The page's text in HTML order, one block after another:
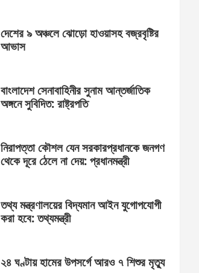
দেশের ৯ অঞ্চলে ঝোড়ো হাওয়াসহ বজ্রবৃষ্টির
আভাস
বাংলাদেশ সেনাবাহিনীর সুনাম আন্তর্জাতিক
অঙ্গনে সুবিদিত: রাষ্ট্রপতি
নিরাপত্তা কৌশল যেন সরকারপ্রধানকে জনগণ
থেকে দূরে ঠেলে না দেয়: প্রধানমন্ত্রী
তথ্য মন্ত্রণালয়ের বিদ্যমান আইন যুগোপযোগী
করা হবে: তথ্যমন্ত্রী
২৪ ঘণ্টায় হামের উপসর্গে আরও ৭ শিশুর মৃত্যু